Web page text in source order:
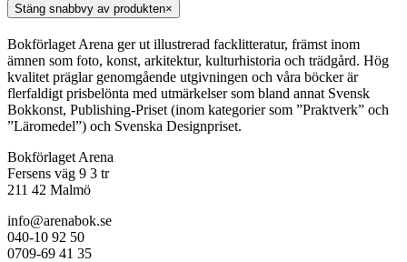
Stäng snabbvy av produkten×
Bokförlaget Arena ger ut illustrerad facklitteratur, främst inom
ämnen som foto, konst, arkitektur, kulturhistoria och trädgård. Hög
kvalitet präglar genomgående utgivningen och våra böcker är
flerfaldigt prisbelönta med utmärkelser som bland annat Svensk
Bokkonst, Publishing-Priset (inom kategorier som ”Praktverk” och
”Läromedel”) och Svenska Designpriset.
Bokförlaget Arena
Fersens väg 9 3 tr
211 42 Malmö
info@arenabok.se
040-10 92 50
0709-69 41 35